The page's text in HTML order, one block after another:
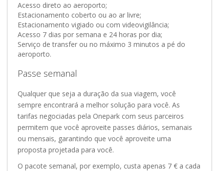
Acesso direto ao aeroporto;
Estacionamento coberto ou ao ar livre;
Estacionamento vigiado ou com videovigilância;
Acesso 7 dias por semana e 24 horas por dia;
Serviço de transfer ou no máximo 3 minutos a pé do
aeroporto.
Passe semanal
Qualquer que seja a duração da sua viagem, você
sempre encontrará a melhor solução para você. As
tarifas negociadas pela Onepark com seus parceiros
permitem que você aproveite passes diários, semanais
ou mensais, garantindo que você aproveite uma
proposta projetada para você.
O pacote semanal, por exemplo, custa apenas 7 € a cada